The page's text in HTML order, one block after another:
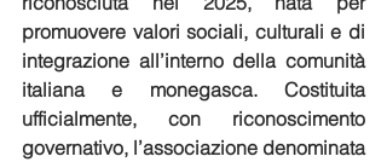
promuovere valori sociali, culturali e di
integrazione all’interno della comunità
italiana e monegasca. Costituita
ufficialmente, con riconoscimento
governativo, l’associazione denominata